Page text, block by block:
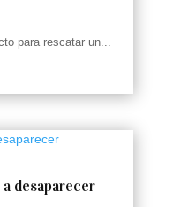
para rescatar un...
desaparecer